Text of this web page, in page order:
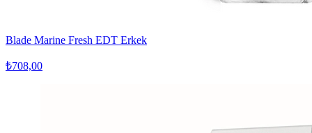
Blade Marine Fresh EDT Erkek
₺708,00